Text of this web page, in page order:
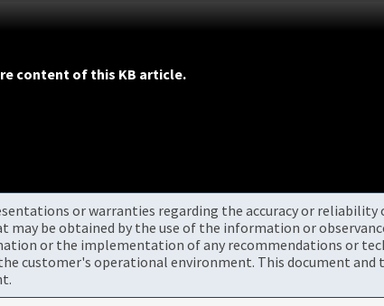
content of this KB article.
or warranties regarding the accuracy or
may be obtained by the use of the information or
or the implementation of any recommendations or
customer's operational environment. This document